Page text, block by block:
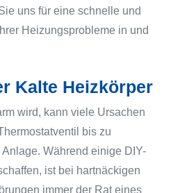
uns für eine schnelle und
Heizungsprobleme in und
Kalte Heizkörper
wird, kann viele Ursachen
bis zu
Während einige DIY-
ist bei hartnäckigen
immer der Rat eines